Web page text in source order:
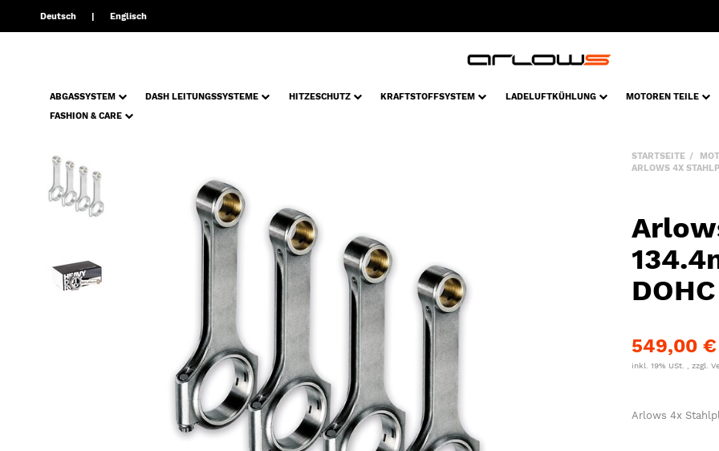
Deutsch Englisch
ABGASSYSTEM DASH LEITUNGSSYSTEME HITZESCHUTZ KRAFTSTOFFSYSTEM LADELUFTKÜHLUNG MOTOREN TEILE
FASHION & CARE
STARTSEITE
ARLOWS 4X
549,00 €
inkl. 19% USt. , zzgl.
Arlows 4x